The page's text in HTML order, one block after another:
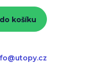
košíku
@utopy.cz